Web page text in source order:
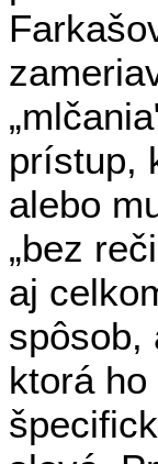
prístup,
alebo
„bez
aj
spôsob,
ktorá